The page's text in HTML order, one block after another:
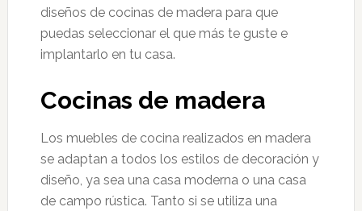
diseños de cocinas de madera para que
puedas seleccionar el que más te guste e
implantarlo en tu casa.
Cocinas de madera
Los muebles de cocina realizados en madera
se adaptan a todos los estilos de decoración y
diseño, ya sea una casa moderna o una casa
de campo rústica. Tanto si se utiliza una